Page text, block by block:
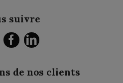
suivre
GMB FACEBOOK
de nos clients